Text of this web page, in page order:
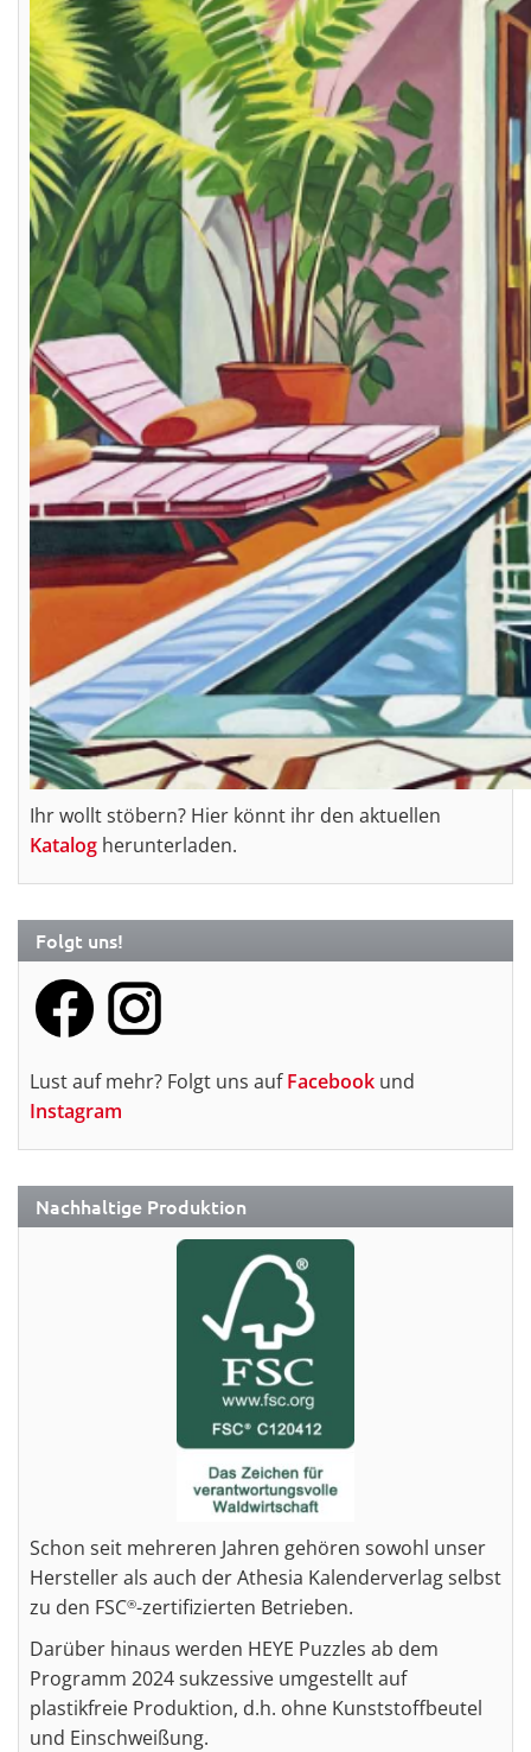
Ihr wollt stöbern? Hier könnt ihr den aktuellen
Katalog herunterladen.
Folgt uns!
Lust auf mehr? Folgt uns aufFacebook und
Instagram
Nachhaltige Produktion
Schon seit mehreren Jahren gehören sowohl unser
Hersteller als auch der Athesia Kalenderverlag selbst
zu den FSC®-zertifizierten Betrieben.
Darüber hinaus werden HEYE Puzzles ab dem
Programm 2024 sukzessive umgestellt auf
plastikfreie Produktion, d.h. ohne Kunststoffbeutel
und Einschweißung.